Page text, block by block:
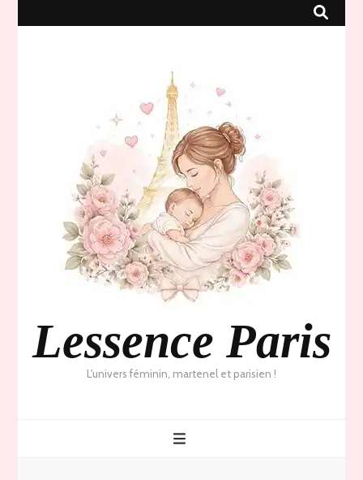
Lessence Paris
L'univers féminin, martenel et parisien !